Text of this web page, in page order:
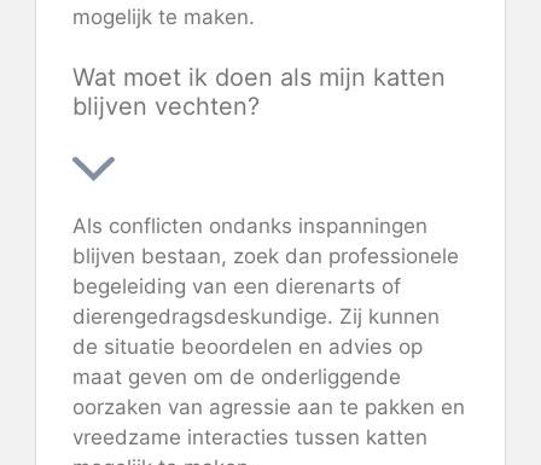
mogelijk te maken.
Wat moet ik doen als mijn katten
blijven vechten?
Als conflicten ondanks inspanningen
blijven bestaan, zoek dan professionele
begeleiding van een dierenarts of
dierengedragsdeskundige. Zij kunnen
de situatie beoordelen en advies op
maat geven om de onderliggende
oorzaken van agressie aan te pakken en
vreedzame interacties tussen katten